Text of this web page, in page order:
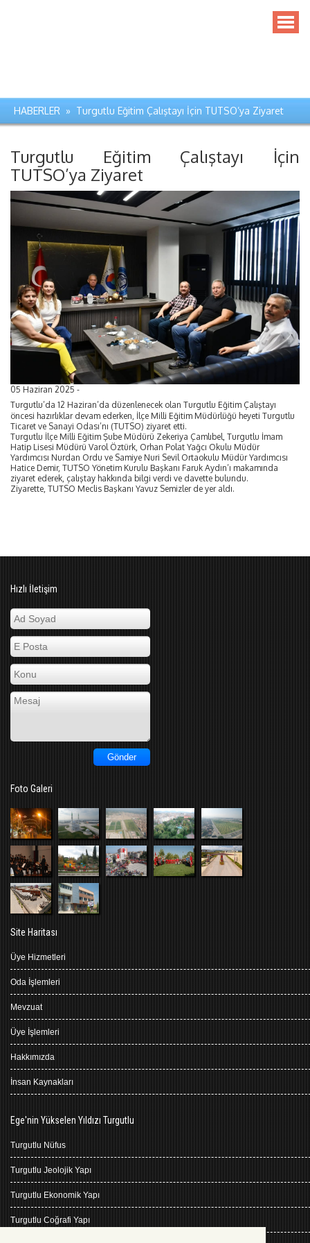
HABERLER » Turgutlu Eğitim Çalıştayı İçin TUTSO’ya Ziyaret
Turgutlu Eğitim Çalıştayı İçin
TUTSO’ya Ziyaret
05 Haziran 2025 -
Turgutlu’da 12 Haziran’da düzenlenecek olan Turgutlu Eğitim Çalıştayı
öncesi hazırlıklar devam ederken, İlçe Milli Eğitim Müdürlüğü heyeti Turgutlu
Ticaret ve Sanayi Odası’nı (TUTSO) ziyaret etti.
Turgutlu İlçe Milli Eğitim Şube Müdürü Zekeriya Çamlıbel, Turgutlu İmam
Hatip Lisesi Müdürü Varol Öztürk, Orhan Polat Yağcı Okulu Müdür
Yardımcısı Nurdan Ordu ve Samiye Nuri Sevil Ortaokulu Müdür Yardımcısı
Hatice Demir, TUTSO Yönetim Kurulu Başkanı Faruk Aydın’ı makamında
ziyaret ederek, çalıştay hakkında bilgi verdi ve davette bulundu.
Ziyarette, TUTSO Meclis Başkanı Yavuz Semizler de yer aldı.
Hızlı İletişim
Foto Galeri
Site Haritası
Üye Hizmetleri
Oda İşlemleri
Mevzuat
Üye İşlemleri
Hakkımızda
İnsan Kaynakları
Ege'nin Yükselen Yıldızı Turgutlu
Turgutlu Nüfus
Turgutlu Jeolojik Yapı
Turgutlu Ekonomik Yapı
Turgutlu Coğrafi Yapı